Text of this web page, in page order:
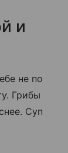
и
не по
Грибы
Суп